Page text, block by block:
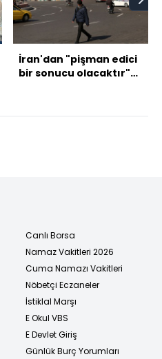
İran'dan "pişman edici
bir sonucu olacaktır"
Canlı Borsa
Namaz Vakitleri 2026
Cuma Namazı Vakitleri
Nöbetçi Eczaneler
İstiklal Marşı
E Okul VBS
E Devlet Giriş
Günlük Burç Yorumları